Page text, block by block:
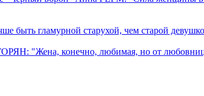
гламурной старухой, чем старой
"Жена, конечно, любимая, но от